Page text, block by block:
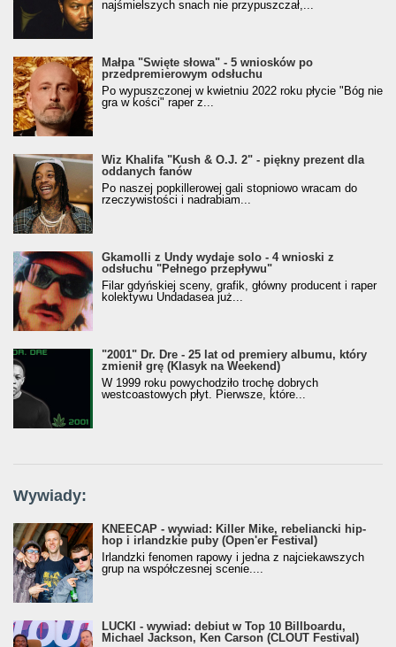
najśmielszych snach nie przypuszczał,...
Małpa "Święte słowa" - 5 wniosków po
przedpremierowym odsłuchu
Po wypuszczonej w kwietniu 2022 roku płycie "Bóg nie
gra w kości" raper z...
Wiz Khalifa "Kush & O.J. 2" - piękny prezent dla
oddanych fanów
Po naszej popkillerowej gali stopniowo wracam do
rzeczywistości i nadrabiam...
Gkamolli z Undy wydaje solo - 4 wnioski z
odsłuchu "Pełnego przepływu"
Filar gdyńskiej sceny, grafik, główny producent i raper
kolektywu Undadasea już...
"2001" Dr. Dre - 25 lat od premiery albumu, który
zmienił grę (Klasyk na Weekend)
W 1999 roku powychodziło trochę dobrych
westcoastowych płyt. Pierwsze, które...
Wywiady:
KNEECAP - wywiad: Killer Mike, rebeliancki hip-
hop i irlandzkie puby (Open'er Festival)
Irlandzki fenomen rapowy i jedna z najciekawszych
grup na współczesnej scenie....
LUCKI - wywiad: debiut w Top 10 Billboardu,
Michael Jackson, Ken Carson (CLOUT Festival)